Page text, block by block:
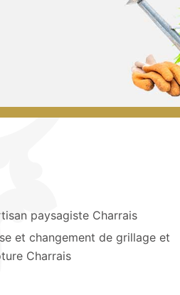
paysagiste Charrais
et changement de grillage et
Charrais